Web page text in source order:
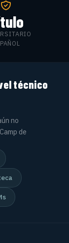
técnico
no
de